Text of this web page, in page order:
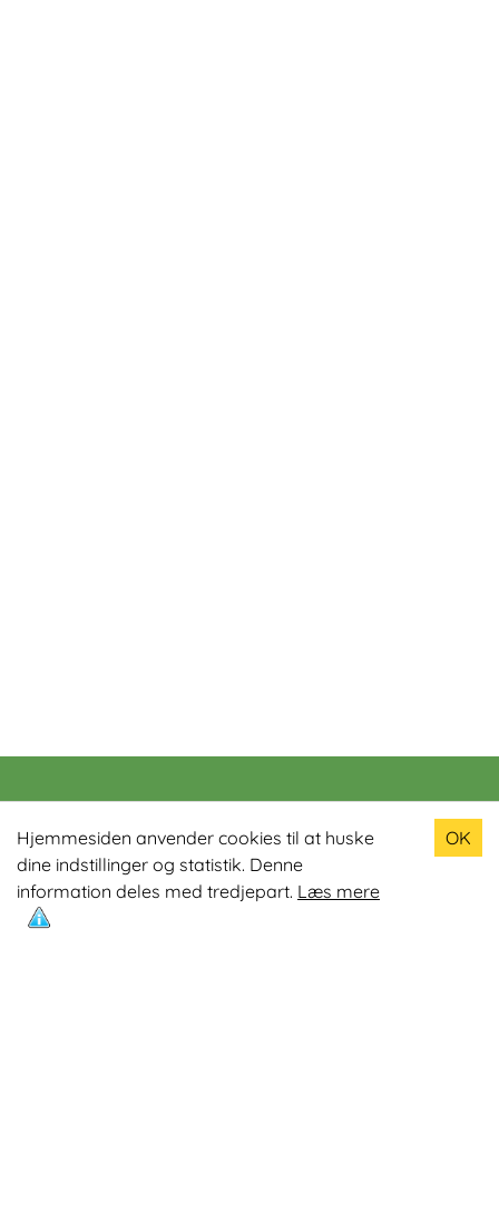
Hjemmesiden anvender cookies til at huske
dine indstillinger og statistik. Denne
information deles med tredjepart. Læs mere
OK
Populære produkter
Odin R900 Romaskine
Odin S900 Spinningcykel